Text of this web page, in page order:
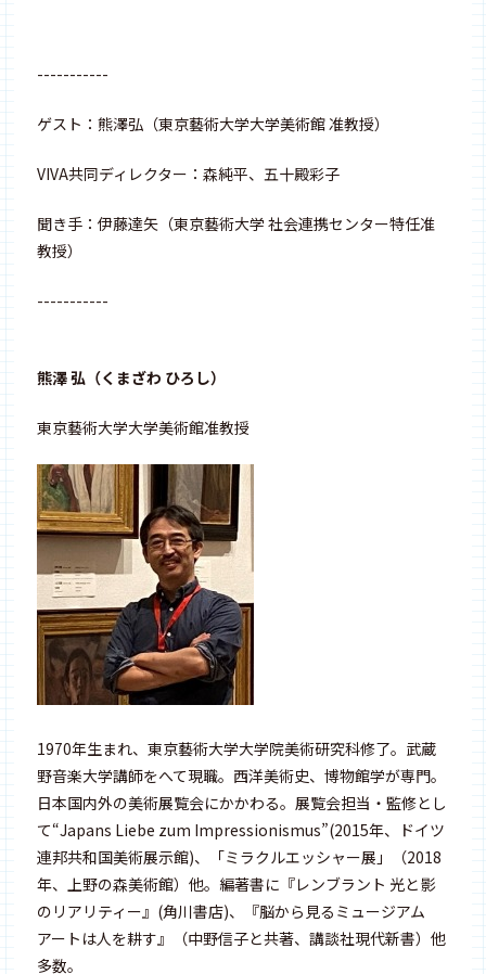
-----------
ゲスト：熊澤弘（東京藝術大学大学美術館 准教授）
VIVA共同ディレクター：森純平、五十殿彩子
聞き手：伊藤達矢（東京藝術大学 社会連携センター特任准
教授）
-----------
熊澤 弘（くまざわ ひろし）
東京藝術大学大学美術館准教授
1970年生まれ、東京藝術大学大学院美術研究科修了。武蔵
野音楽大学講師をへて現職。西洋美術史、博物館学が専門。
日本国内外の美術展覧会にかかわる。展覧会担当・監修とし
て“Japans Liebe zum Impressionismus”(2015年、ドイツ
連邦共和国美術展示館)、「ミラクルエッシャー展」（2018
年、上野の森美術館）他。編著書に『レンブラント 光と影
のリアリティー』(角川書店)、『脳から見るミュージアム
アートは人を耕す』（中野信子と共著、講談社現代新書）他
多数。